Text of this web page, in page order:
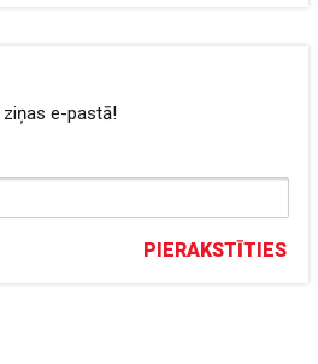
ziņas e-pastā!
PIERAKSTĪTIES